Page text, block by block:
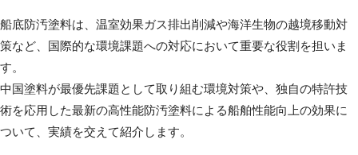
船底防汚塗料は、温室効果ガス排出削減や海洋生物の越境移動対
策など、国際的な環境課題への対応において重要な役割を担いま
す。
中国塗料が最優先課題として取り組む環境対策や、独自の特許技
術を応用した最新の高性能防汚塗料による船舶性能向上の効果に
ついて、実績を交えて紹介します。